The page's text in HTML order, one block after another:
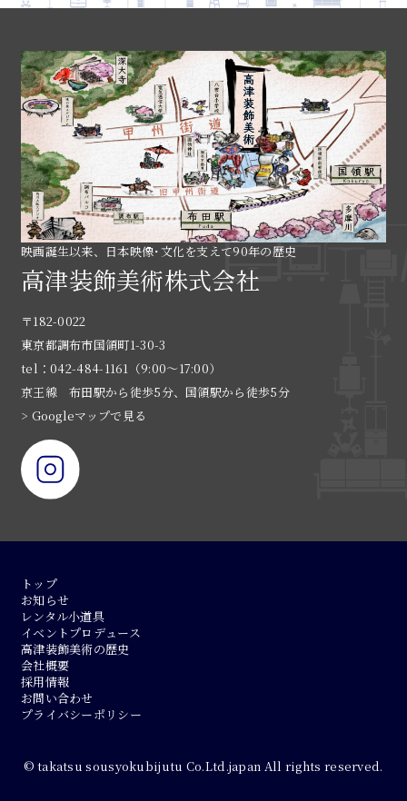
映画誕生以来、日本映像･文化を支えて90年の歴史
高津装飾美術株式会社
〒182-0022
東京都調布市国領町1-30-3
tel：042-484-1161（9:00〜17:00）
京王線 布田駅から徒歩5分、国領駅から徒歩5分
> Googleマップで見る
トップ
お知らせ
レンタル小道具
イベントプロデュース
高津装飾美術の歴史
会社概要
採用情報
お問い合わせ
プライバシーポリシー
© takatsu sousyokubijutu Co.Ltd.japan All rights reserved.